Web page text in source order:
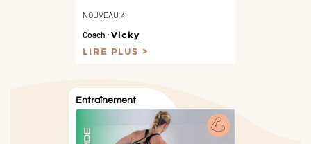
NOUVEAU ⭐️
Coach : Vicky
LIRE PLUS
Entraînement